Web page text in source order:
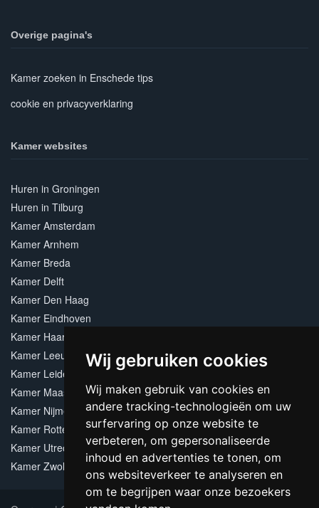
Wij gebruiken cookies
Wij maken gebruik van cookies en
andere tracking-technologieën om uw
surfervaring op onze website te
verbeteren, om gepersonaliseerde
inhoud en advertenties te tonen, om
ons websiteverkeer te analyseren en
om te begrijpen waar onze bezoekers
Overige pagina's
Kamer zoeken in Enschede tips
cookie en privacyverklaring
Kamer websites
Huren in Groningen
Huren in Tilburg
Kamer Amsterdam
Kamer Arnhem
Kamer Breda
Kamer Delft
Kamer Den Haag
Kamer Eindhoven
Kamer Haarlem
Kamer Leeuwarden
Kamer Leiden
Kamer Maastricht
Kamer Nijmegen
Kamer Rotterdam
Kamer Utrecht
Kamer Zwolle